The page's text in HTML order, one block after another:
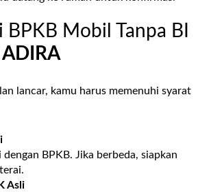
BPKB Mobil Tanpa BI
ADIRA
lancar, kamu harus memenuhi syarat
dengan BPKB. Jika berbeda, siapkan
Asli